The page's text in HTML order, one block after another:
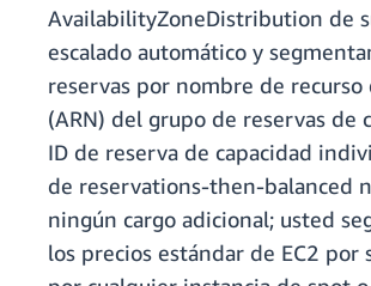
AvailabilityZoneDistribution de
escalado automático y
reservas por nombre de recurso
(ARN) del grupo de reservas de
ID de reserva de capacidad
de reservations-then-balanced
ningún cargo adicional; usted
los precios estándar de EC2 por